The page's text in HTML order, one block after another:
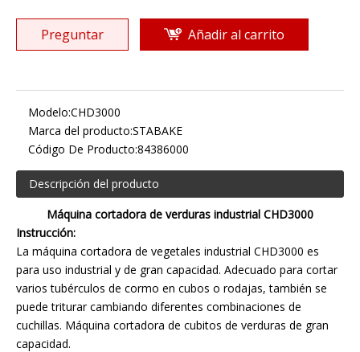
Preguntar Añadir al carrito
Modelo:CHD3000
Marca del producto:STABAKE
Código De Producto:84386000
Descripción del producto
Máquina cortadora de verduras industrial CHD3000
Instrucción:
La máquina cortadora de vegetales industrial CHD3000 es
para uso industrial y de gran capacidad. Adecuado para cortar
varios tubérculos de cormo en cubos o rodajas, también se
puede triturar cambiando diferentes combinaciones de
cuchillas. Máquina cortadora de cubitos de verduras de gran
capacidad.